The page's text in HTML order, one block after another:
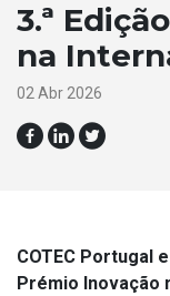
3.ª
na
02 Abr 2026
COTEC Portugal
Prémio Inovação